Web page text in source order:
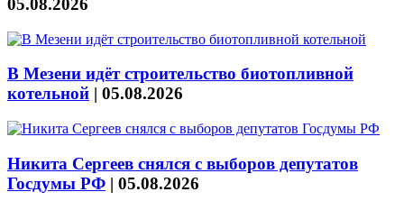
05.08.2026
В Мезени идёт строительство биотопливной
котельной | 05.08.2026
Никита Сергеев снялся с выборов депутатов
Госдумы РФ | 05.08.2026